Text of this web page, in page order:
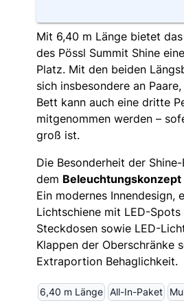
Mit 6,40 m Länge bietet
des Pössl Summit Shine
Platz. Mit den beiden
sich insbesondere an
Bett kann auch eine dritte
mitgenommen werden –
groß ist.
Die Besonderheit der
dem Beleuchtungskonzept
Ein modernes Innendesign,
Lichtschiene mit LED-Spots
Steckdosen sowie LED-
Klappen der Oberschränke
Extraportion Behaglichkeit.
6,40 m Länge All-In-Paket